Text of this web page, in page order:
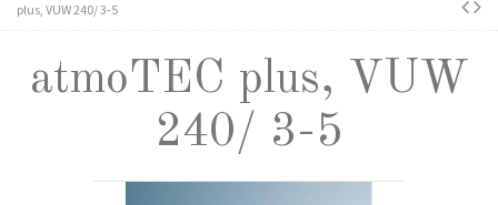
plus, VUW 240/ 3-5
atmoTEC plus, VUW
240/ 3-5